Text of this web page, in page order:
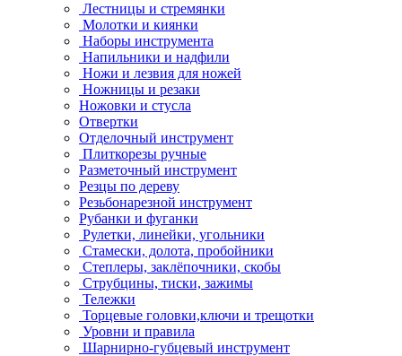
Лестницы и стремянки
Молотки и киянки
Наборы инструмента
Напильники и надфили
Ножи и лезвия для ножей
Ножницы и резаки
Ножовки и стусла
Отвертки
Отделочный инструмент
Плиткорезы ручные
Разметочный инструмент
Резцы по дереву
Резьбонарезной инструмент
Рубанки и фуганки
Рулетки, линейки, угольники
Стамески, долота, пробойники
Степлеры, заклёпочники, скобы
Струбцины, тиски, зажимы
Тележки
Торцевые головки,ключи и трещотки
Уровни и правила
Шарнирно-губцевый инструмент